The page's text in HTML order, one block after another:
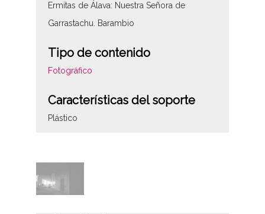
Ermitas de Álava: Nuestra Señora de
Garrastachu. Barambio
Tipo de contenido
Fotográfico
Características del soporte
Plástico
19811122
Lugar